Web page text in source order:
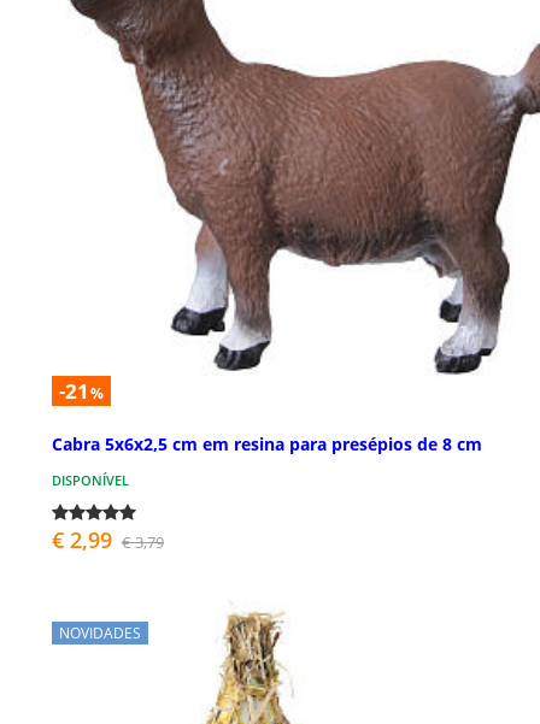
-21 %
Cabra 5x6x2,5 cm em resina para presépios de 8 cm
DISPONÍVEL
€ 2,99 € 3,79
NOVIDADES